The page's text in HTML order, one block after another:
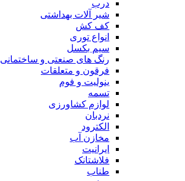
درب
شیر آلات بهداشتی
کف کش
انواع توری
سیم بکسل
رنگ های صنعتی و ساختمانی
فرقون و متعلقات
ینولیت و فوم
تسمه
لوازم کشاورزی
نردبان
الکترود
مخازن آب
ایرانیت
فلاشتانک
طناب